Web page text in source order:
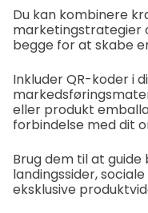
Du kan kombinere
marketingstrategier
begge for at skabe
Inkluder QR-koder i
eller produkt
forbindelse med dit
Brug dem til at
landingssider,
eksklusive